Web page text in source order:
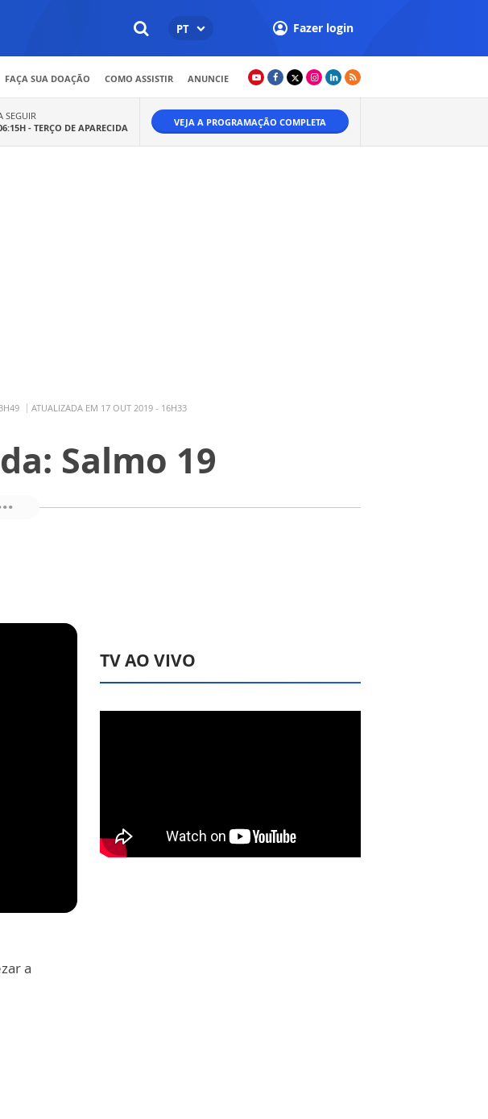
PT Fazer login
FAÇA SUA DOAÇÃO COMO ASSISTIR ANUNCIE
SEGUIR
- TERÇO DE APARECIDA VEJA A PROGRAMAÇÃO COMPLETA
ATUALIZADA EM 17 OUT 2019 - 16H33
Salmo 19
a
TV AO VIVO